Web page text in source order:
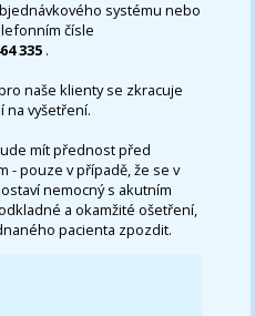
systému nebo
čísle
335 .
naše klienty se zkracuje
na vyšetření.
mít přednost před
- pouze v případě, že se v
nemocný s akutním
a okamžité ošetření,
pacienta zpozdit.